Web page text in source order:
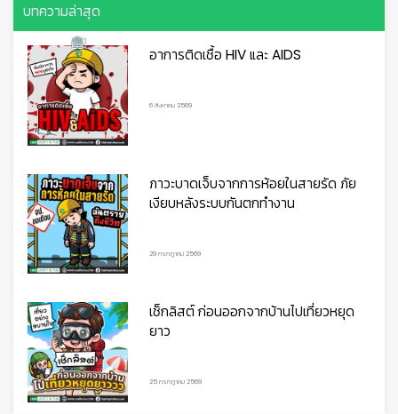
บทความล่าสุด
อาการติดเชื้อ HIV และ AIDS
6 สิงหาคม 2569
ภาวะบาดเจ็บจากการห้อยในสายรัด ภัย
เงียบหลังระบบกันตกทำงาน
29 กรกฎาคม 2569
เช็กลิสต์ ก่อนออกจากบ้านไปเที่ยวหยุด
ยาว
25 กรกฎาคม 2569